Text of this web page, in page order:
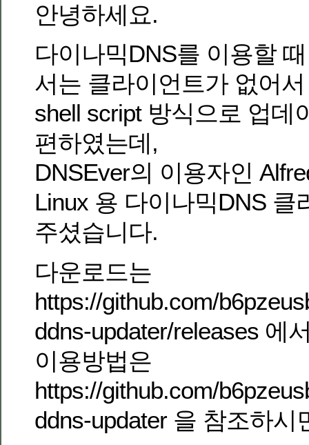
안녕하세요.
다이나믹DNS를 이용할
서는 클라이언트가 없어서
shell script 방식으로 업데
편하였는데,
DNSEver의 이용자인
Linux 용 다이나믹DNS 클
주셨습니다.
다운로드는
https://github.com/
ddns-updater/releases 에
이용방법은
https://github.com/
ddns-updater 을 참조하시